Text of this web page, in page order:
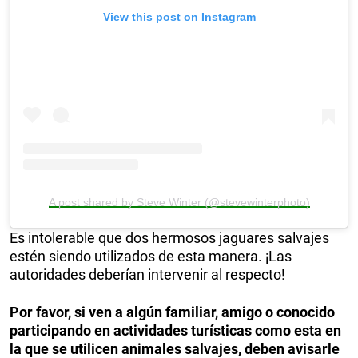
View this post on Instagram
A post shared by Steve Winter (@stevewinterphoto)
Es intolerable que dos hermosos jaguares salvajes
estén siendo utilizados de esta manera. ¡Las
autoridades deberían intervenir al respecto!
Por favor, si ven a algún familiar, amigo o conocido
participando en actividades turísticas como esta en
la que se utilicen animales salvajes, deben avisarle